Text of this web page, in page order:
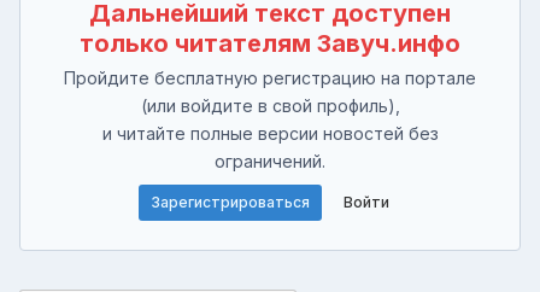
Дальнейший текст доступен
только читателям Завуч.инфо
Пройдите бесплатную регистрацию на портале
(или войдите в свой профиль),
и читайте полные версии новостей без
ограничений.
Зарегистрироваться Войти